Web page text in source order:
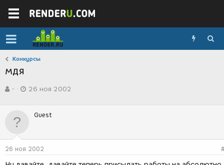
Конкурсы
мдя
в
р
м
-
а
д
н
26 ноя 2002
Guest
26 ноя 2002